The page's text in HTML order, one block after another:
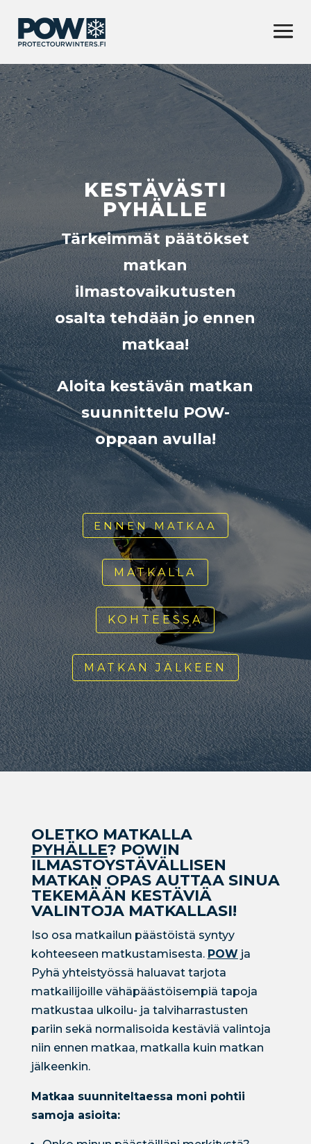
KESTÄVÄSTI
PYHÄLLE
Tärkeimmät päätökset
matkan
ilmastovaikutusten
osalta tehdään jo ennen
matkaa!
Aloita kestävän matkan
suunnittelu POW-
oppaan avulla!
ENNEN MATKAA
MATKALLA
KOHTEESSA
MATKAN JÄLKEEN
OLETKO MATKALLA
PYHÄLLE? POWIN
ILMASTOYSTÄVÄLLISEN
MATKAN OPAS AUTTAA SINUA
TEKEMÄÄN KESTÄVIÄ
VALINTOJA MATKALLASI!
Iso osa matkailun päästöistä syntyy
kohteeseen matkustamisesta. POWja
Pyhä yhteistyössä haluavat tarjota
matkailijoille vähäpäästöisempiä tapoja
matkustaa ulkoilu- ja talviharrastusten
pariin sekä normalisoida kestäviä valintoja
niin ennen matkaa, matkalla kuin matkan
jälkeenkin.
Matkaa suunniteltaessa moni pohtii
samoja asioita: